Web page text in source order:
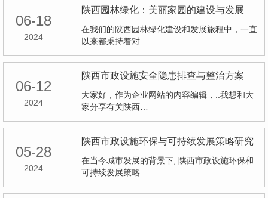
06-18
2024
陕西园林绿化：美丽家园的建设与发展
在我们的陕西园林绿化建设和发展旅程中，一直
以来都秉持着对…
06-12
2024
陕西市政设施安全隐患排查与整治方案
大家好，作为企业网站的内容编辑，..我想和大
家分享有关陕西…
05-28
2024
陕西市政设施环保与可持续发展策略研究
在当今城市发展的背景下, 陕西市政设施环保和
可持续发展策略…